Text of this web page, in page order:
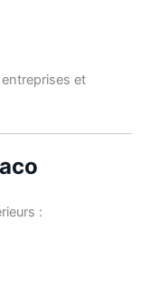
et
: